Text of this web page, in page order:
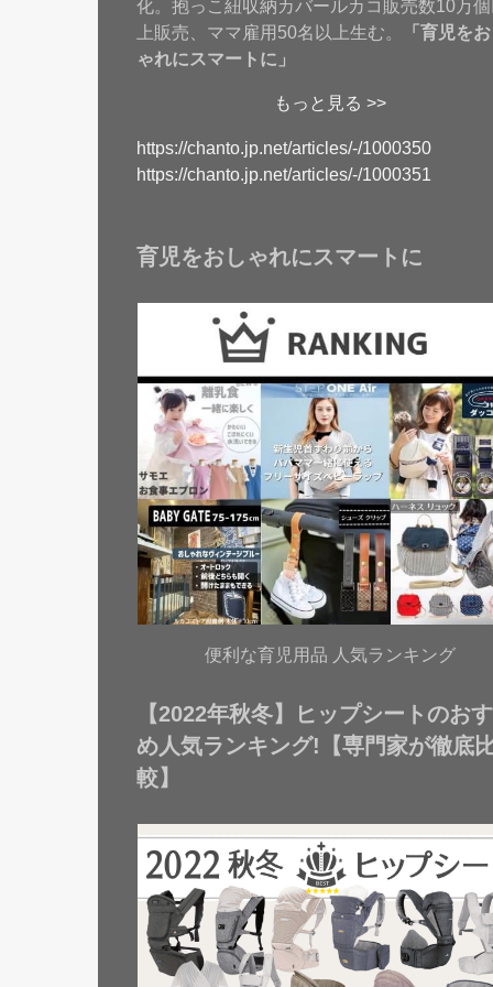
化。抱っこ紐収納カバールカコ販売数10万
上販売、ママ雇用50名以上生む。
「育児を
ゃれにスマートに」
もっと見る >>
https://chanto.jp.net/articles/-/1000350
https://chanto.jp.net/articles/-/1000351
育児をおしゃれにスマートに
便利な育児用品 人気ランキング
【2022年秋冬】ヒップシートのお
め人気ランキング!【専門家が徹底
較】